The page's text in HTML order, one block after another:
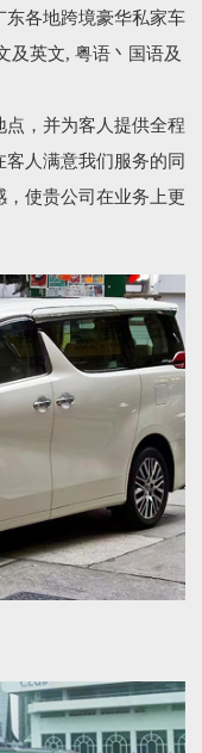
东各地跨境豪华私家车
及英文, 粤语丶国语及
，并为客人提供全程
人满意我们服务的同
使贵公司在业务上更